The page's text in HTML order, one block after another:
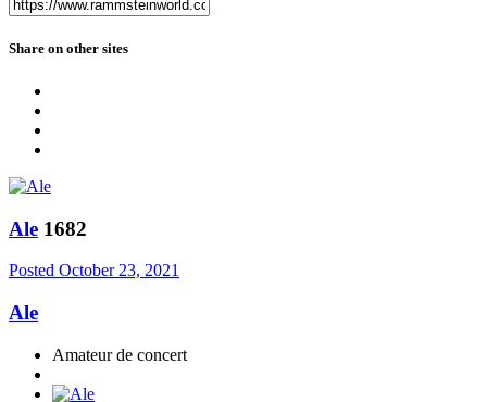
Share on other sites
Ale 1682
Posted October 23, 2021
Ale
Amateur de concert